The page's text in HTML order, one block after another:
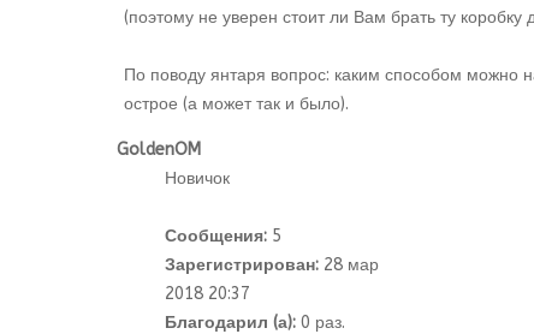
(поэтому не уверен стоит ли Вам брать ту коробку
По поводу янтаря вопрос: каким способом можно
острое (а может так и было).
GoldenOM
Новичок
Сообщения: 5
Зарегистрирован: 28 мар
2018 20:37
Благодарил (а): 0 раз.